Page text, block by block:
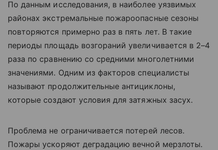
По данным исследования, в наиболее уязвимых
районах экстремальные пожароопасные сезоны
повторяются примерно раз в пять лет. В такие
периоды площадь возгораний увеличивается в 2–4
раза по сравнению со средними многолетними
значениями. Одним из факторов специалисты
называют продолжительные антициклоны,
которые создают условия для затяжных засух.
Проблема не ограничивается потерей лесов.
Пожары ускоряют деградацию вечной мерзлоты.